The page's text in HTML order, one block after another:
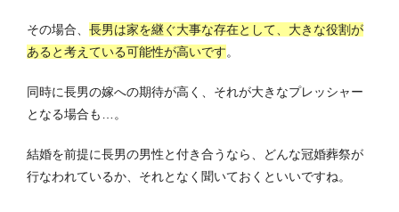
その場合、 長男は家を継ぐ大事な存在として、大きな役割が
あると考えている可能性が高いです。
同時に長男の嫁への期待が高く、それが大きなプレッシャー
となる場合も…。
結婚を前提に長男の男性と付き合うなら、どんな冠婚葬祭が
行なわれているか、それとなく聞いておくといいですね。